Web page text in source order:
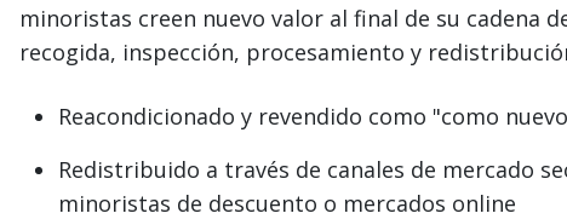
minoristas creen nuevo valor al final de su cadena
recogida, inspección, procesamiento y
Reacondicionado y revendido como "como
Redistribuido a través de canales de mercado
minoristas de descuento o mercados online